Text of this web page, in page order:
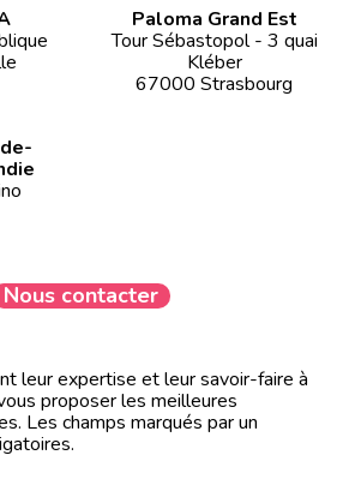
Paloma Grand Est
Tour Sébastopol - 3 quai
Kléber
67000 Strasbourg
Nous contacter
leur expertise et leur savoir-faire à
proposer les meilleures
Les champs marqués par un